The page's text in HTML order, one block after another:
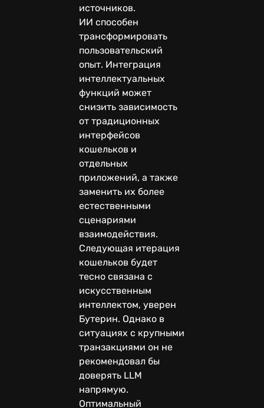
источников.
ИИ способен
трансформировать
пользовательский
опыт. Интеграция
интеллектуальных
функций может
снизить зависимость
от традиционных
интерфейсов
кошельков и
отдельных
приложений, а также
заменить их более
естественными
сценариями
взаимодействия.
Следующая итерация
кошельков будет
тесно связана с
искусственным
интеллектом, уверен
Бутерин. Однако в
ситуациях с крупными
транзакциями он не
рекомендовал бы
доверять LLM
напрямую.
Оптимальный